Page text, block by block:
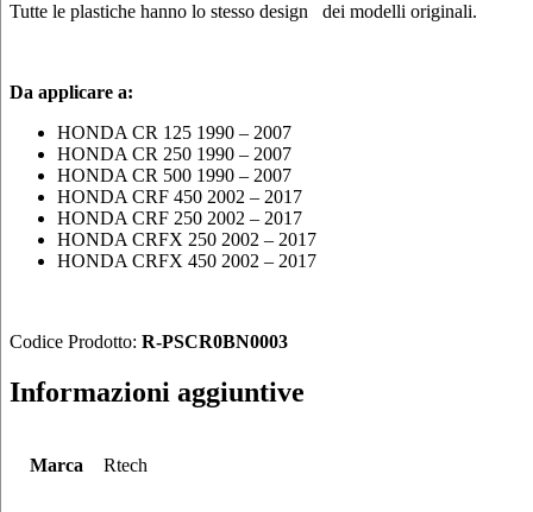
Tutte le plastiche hanno lo stesso design dei modelli originali.
Da applicare a:
HONDA CR 125 1990 – 2007
HONDA CR 250 1990 – 2007
HONDA CR 500 1990 – 2007
HONDA CRF 450 2002 – 2017
HONDA CRF 250 2002 – 2017
HONDA CRFX 250 2002 – 2017
HONDA CRFX 450 2002 – 2017
Codice Prodotto: R-PSCR0BN0003
Informazioni aggiuntive
Marca Rtech